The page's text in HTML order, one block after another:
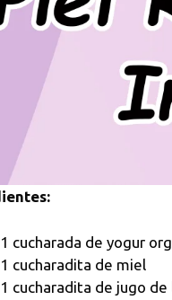
1 cucharada de yogur
1 cucharadita de miel
1 cucharadita de jugo de